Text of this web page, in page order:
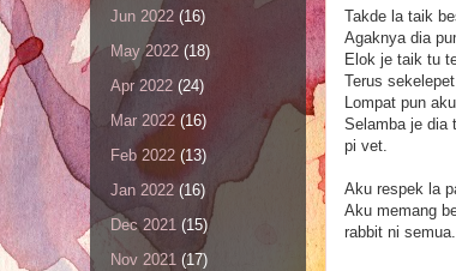
Takde la taik
Agaknya dia
Elok je taik tu
Terus
Lompat pun
Selamba je dia
pi vet.
Aku respek la
Aku memang
rabbit ni
Jun 2022 (16)
May 2022 (18)
Apr 2022 (24)
Mar 2022 (16)
Feb 2022 (13)
Jan 2022 (16)
Dec 2021 (15)
Nov 2021 (17)